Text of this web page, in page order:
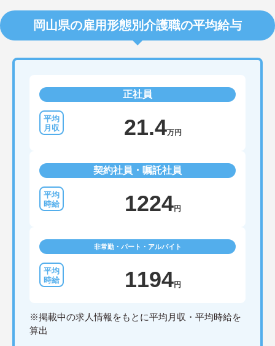
岡山県の雇用形態別介護職の平均給与
正社員
21.4万円
契約社員・嘱託社員
1224円
非常勤・パート・アルバイト
1194円
※掲載中の求人情報をもとに平均月収・平均時給を
算出